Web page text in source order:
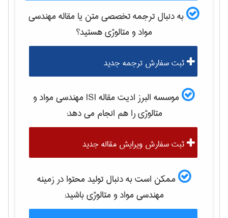
به دنبال ترجمه تخصصی متن یا مقالهمهندسی
مواد و متالوژیهستید؟
ثبت سفارش ترجمه جدید
موسسه البرز ادیت مقاله ISI
مهندسی مواد و
متالوژیرا هم انجام می دهد:
ثبت سفارش ویرایش مقاله جدید
ممکن است به دنبال تولید محتوا در زمینه
مهندسی مواد و متالوژیباشید: